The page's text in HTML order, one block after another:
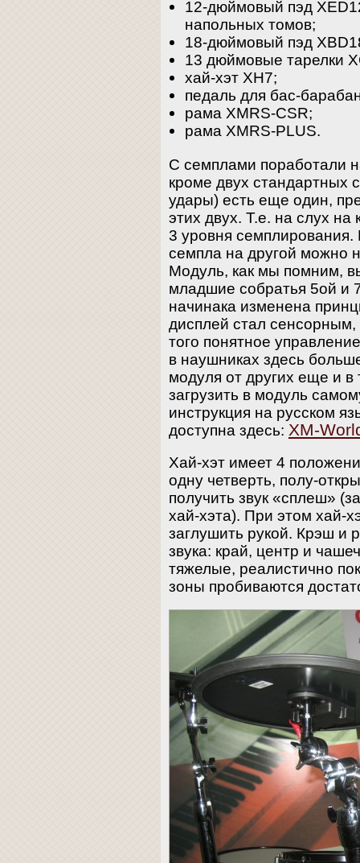
12-дюймовый пэд
напольных томов;
18-дюймовый пэд
13 дюймовые тарелки
хай-хэт XH7;
педаль для бас-
рама XMRS-CSR;
рама XMRS-PLUS.
С семплами поработали
кроме двух стандартных
удары) есть еще один,
этих двух. Т.е. на слух
3 уровня
семпла на другой можно
Модуль, как мы помним,
младшие собратья 5ой и
начинака изменена
дисплей стал
того понятное
в наушниках здесь
модуля от других еще и
загрузить в модуль
инструкция на русском
доступна здесь: XM-
Хай-хэт имеет 4
одну четверть, полу-
получить звук «сплеш»
хай-хэта). При этом хай-
заглушить рукой. Крэш и
звука: край, центр и
тяжелые, реалистично
зоны пробиваются